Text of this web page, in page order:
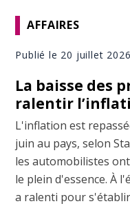
AFFAIRES
Publié le 20 juillet 2026
La baisse des
ralentir
L'inflation est
juin au pays, selon
les automobilistes
le plein d'essence. À
a ralenti pour